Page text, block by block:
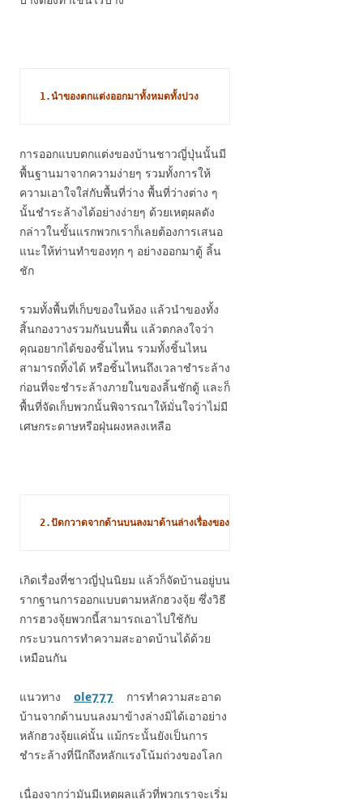
1.นำของตกแต่งออกมาทั้งหมดทั้งปวง
การออกแบบตกแต่งของบ้านชาวญี่ปุ่นนั้นมี
พื้นฐานมาจากความง่ายๆ รวมทั้งการให้
ความเอาใจใส่กับพื้นที่ว่าง พื้นที่ว่างต่าง ๆ
นั้นชำระล้างได้อย่างง่ายๆ ด้วยเหตุผลดัง
กล่าวในขั้นแรกพวกเราก็เลยต้องการเสนอ
แนะให้ท่านทำของทุก ๆ อย่างออกมาตู้ ลิ้น
ชัก
รวมทั้งพื้นที่เก็บของในห้อง แล้วนำของทั้ง
สิ้นกองวางรวมกันบนพื้น แล้วตกลงใจว่า
คุณอยากได้ของชิ้นไหน รวมทั้งชิ้นไหน
สามารถทิ้งได้ หรือชิ้นไหนถึงเวลาชำระล้าง
ก่อนที่จะชำระล้างภายในของลิ้นชักตู้ และก็
พื้นที่จัดเก็บพวกนั้นพิจารณาให้มั่นใจว่าไม่มี
เศษกระดาษหรือฝุ่นผงหลงเหลือ
2.ปัดกวาดจากด้านบนลงมาด้านล่างเรื่องของฮวงจุ้ย
เกิดเรื่องที่ชาวญี่ปุ่นนิยม แล้วก็จัดบ้านอยู่บน
รากฐานการออกแบบตามหลักฮวงจุ้ย ซึ่งวิธี
การฮวงจุ้ยพวกนี้สามารถเอาไปใช้กับ
กระบวนการทำความสะอาดบ้านได้ด้วย
เหมือนกัน
แนวทาง ole777 การทำความสะอาด
บ้านจากด้านบนลงมาข้างล่างมิได้เอาอย่าง
หลักฮวงจุ้ยแค่นั้น แม้กระนั้นยังเป็นการ
ชำระล้างที่นึกถึงหลักแรงโน้มถ่วงของโลก
เนื่องจากว่ามันมีเหตุผลแล้วที่พวกเราจะเริ่ม